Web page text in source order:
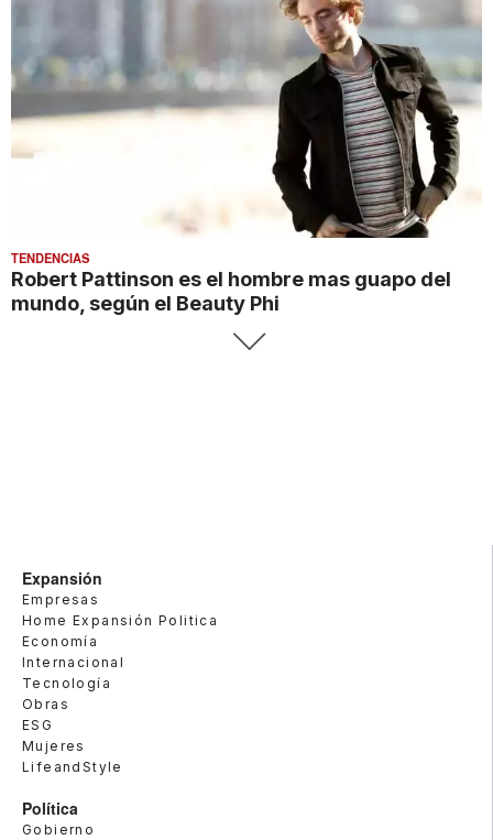
TENDENCIAS
Robert Pattinson es el hombre mas guapo del
mundo, según el Beauty Phi
Expansión
Empresas
Home Expansión Politica
Economía
Internacional
Tecnología
Obras
ESG
Mujeres
LifeandStyle
Política
Gobierno